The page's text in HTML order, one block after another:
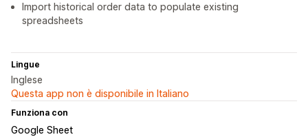
Import historical order data to populate existing
spreadsheets
Lingue
Inglese
Questa app non è disponibile in Italiano
Funziona con
Google Sheet